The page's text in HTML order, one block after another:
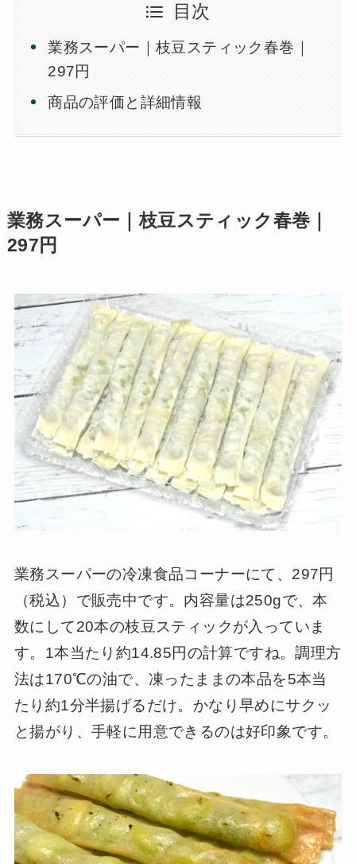
目次
業務スーパー｜枝豆スティック春巻｜
297円
商品の評価と詳細情報
業務スーパー｜枝豆スティック春巻｜
297円
業務スーパーの冷凍食品コーナーにて、297円
（税込）で販売中です。内容量は250gで、本
数にして20本の枝豆スティックが入っていま
す。1本当たり約14.85円の計算ですね。調理方
法は170℃の油で、凍ったままの本品を5本当
たり約1分半揚げるだけ。かなり早めにサクッ
と揚がり、手軽に用意できるのは好印象です。